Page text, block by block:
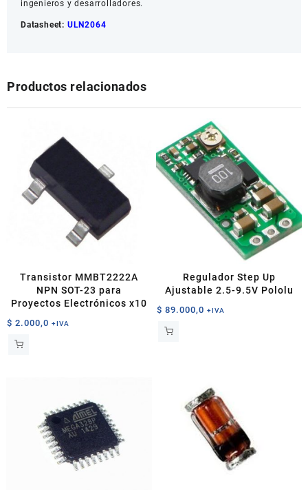
ingenieros y desarrolladores.
Datasheet: ULN2064
Productos relacionados
Transistor MMBT2222A
NPN SOT-23 para
Proyectos Electrónicos x10
$ 2.000,0 +IVA
Regulador Step Up
Ajustable 2.5-9.5V Pololu
$ 89.000,0 +IVA